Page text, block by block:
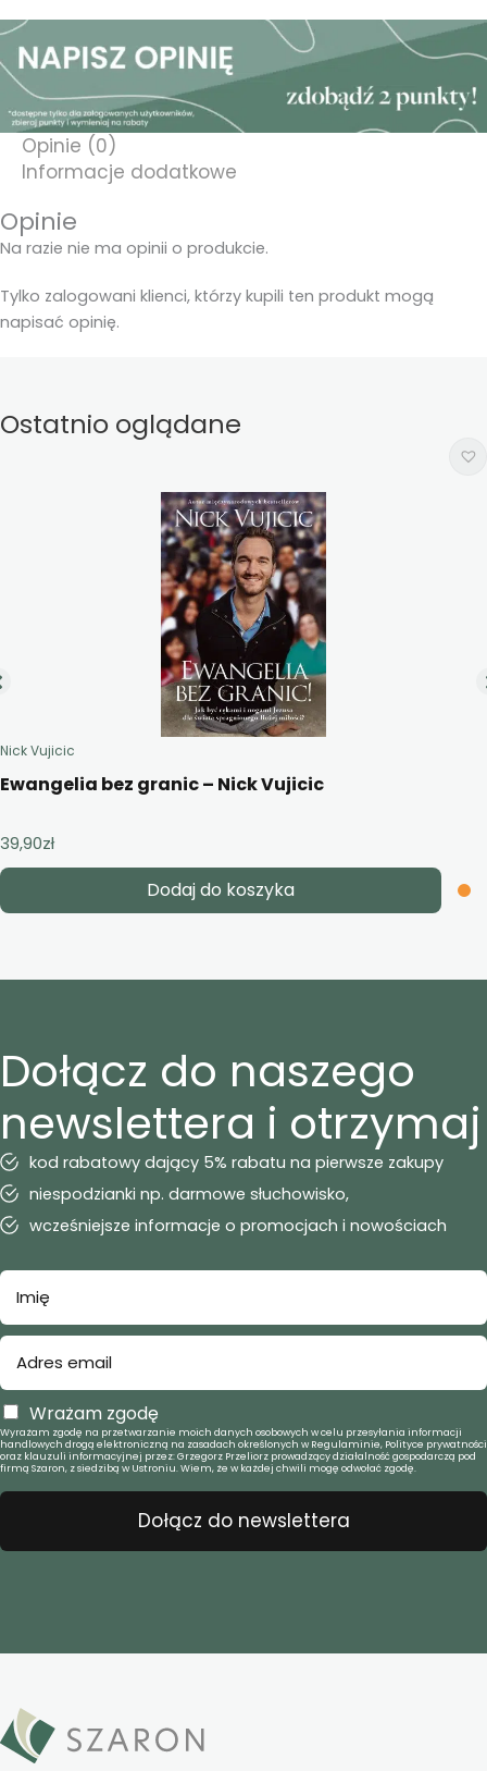
Opinie (0)
Informacje dodatkowe
Opinie
Na razie nie ma opinii o produkcie.
Tylko zalogowani klienci, którzy kupili ten produkt mogą
napisać opinię.
Ostatnio oglądane
Nick Vujicic
Ewangelia bez granic – Nick Vujicic
39,90zł
Dodaj do koszyka
Dołącz do naszego
newslettera i otrzymaj
kod rabatowy dający 5% rabatu na pierwsze zakupy
niespodzianki np. darmowe słuchowisko,
wcześniejsze informacje o promocjach i nowościach
Wrażam zgodę
Wyrażam zgodę na przetwarzanie moich danych osobowych w celu przesyłania informacji
handlowych drogą elektroniczną na zasadach określonych w Regulaminie, Polityce prywatności
oraz klauzuli informacyjnej przez: Grzegorz Przeliorz prowadzący działalność gospodarczą pod
firmą Szaron, z siedzibą w Ustroniu. Wiem, że w każdej chwili mogę odwołać zgodę.
Dołącz do newslettera